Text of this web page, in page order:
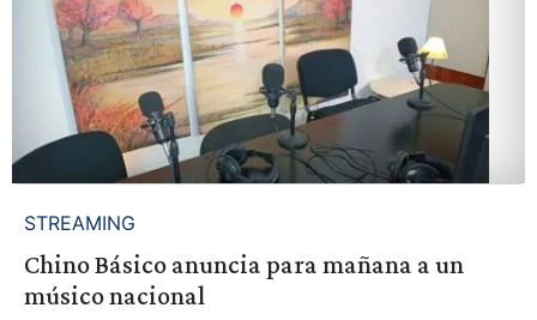
STREAMING
Chino Básico anuncia para mañana a un
músico nacional